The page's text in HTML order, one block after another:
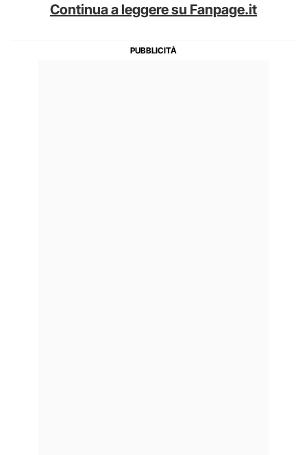
Continua a leggere su Fanpage.it